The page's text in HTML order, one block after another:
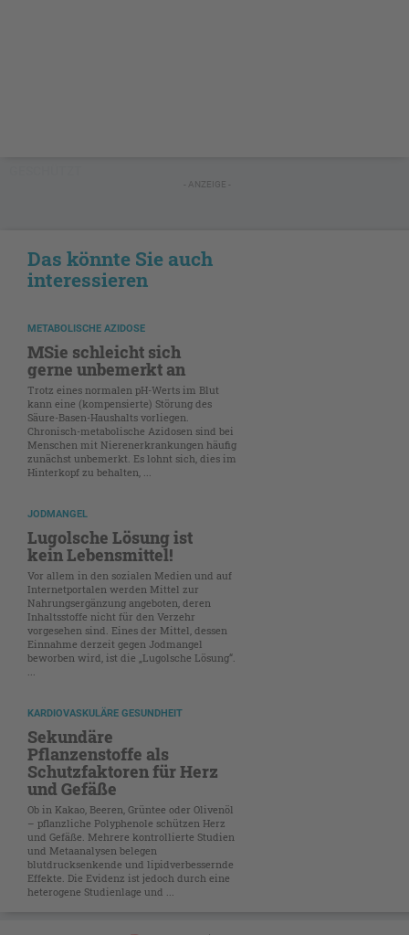
- ANZEIGE -
Das könnte Sie auch
interessieren
METABOLISCHE AZIDOSE
MSie schleicht sich
gerne unbemerkt an
Trotz eines normalen pH-Werts im Blut
kann eine (kompensierte) Störung des
Säure-Basen-Haushalts vorliegen.
Chronisch-metabolische Azidosen sind bei
Menschen mit Nierenerkrankungen häufig
zunächst unbemerkt. Es lohnt sich, dies im
Hinterkopf zu behalten, ...
JODMANGEL
Lugolsche Lösung ist
kein Lebensmittel!
Vor allem in den sozialen Medien und auf
Internetportalen werden Mittel zur
Nahrungsergänzung angeboten, deren
Inhaltsstoffe nicht für den Verzehr
vorgesehen sind. Eines der Mittel, dessen
Einnahme derzeit gegen Jodmangel
beworben wird, ist die „Lugolsche Lösung“.
...
KARDIOVASKULÄRE GESUNDHEIT
Sekundäre
Pflanzenstoffe als
Schutzfaktoren für Herz
und Gefäße
Ob in Kakao, Beeren, Grüntee oder Olivenöl
– pflanzliche Polyphenole schützen Herz
und Gefäße. Mehrere kontrollierte Studien
und Metaanalysen belegen
blutdrucksenkende und lipidverbessernde
Effekte. Die Evidenz ist jedoch durch eine
heterogene Studienlage und ...